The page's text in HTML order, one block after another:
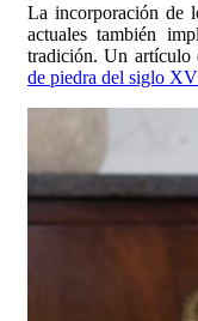
La incorporación de
actuales también
tradición. Un artículo
de piedra del siglo